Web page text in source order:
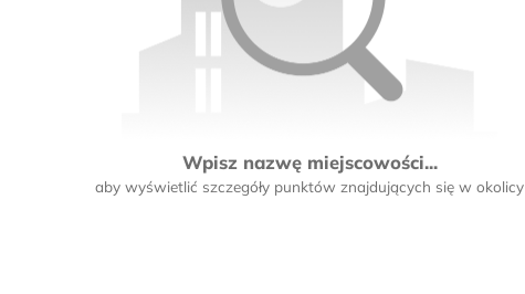
Wpisz nazwę miejscowości...
aby wyświetlić szczegóły punktów znajdujących się w okolicy